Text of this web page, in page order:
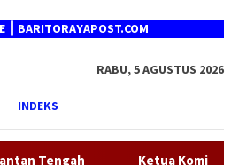
RABU, 5 AGUSTUS 2026
INDEKS
Ketua Komisi II DPR RI